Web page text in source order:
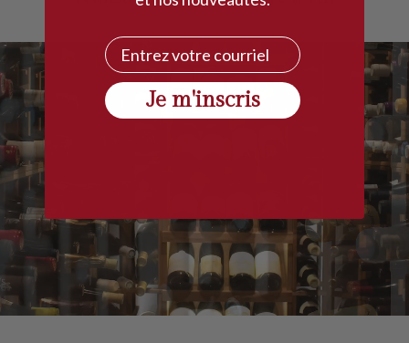
Courriel
Je m'inscris